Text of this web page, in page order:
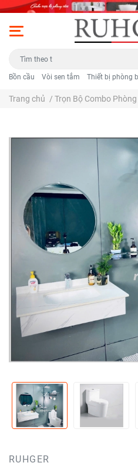
Bồn cầu Vòi sen tắm Thiết bị phòng
Trang chủ / Trọn Bộ Combo
RUHGER